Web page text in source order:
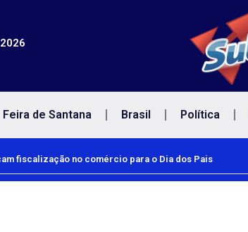
Feira de Santana Brasil Política
vacinação de trabalhadores contra o sarampo